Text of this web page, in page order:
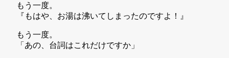
もう一度。
『もはや、お湯は沸いてしまったのですよ！』
もう一度。
「あの、台詞はこれだけですか」